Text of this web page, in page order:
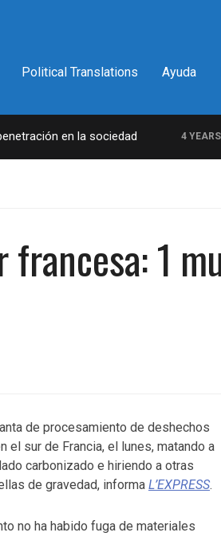
Political Translations Ayuda
en la sociedad 4 YEARS
1
de procesamiento de deshechos
el sur de Francia, el lunes, matando a
carbonizado e hiriendo a otras
de gravedad, informa L’EXPRESS.
no ha habido fuga de materiales